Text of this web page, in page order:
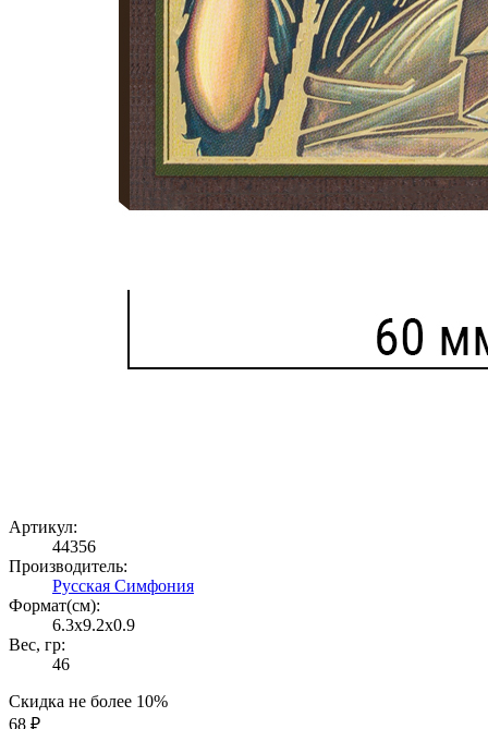
Артикул:
44356
Производитель:
Русская Симфония
Формат(cм):
6.3x9.2x0.9
Вес, гр:
46
Скидка не более 10%
68 ₽